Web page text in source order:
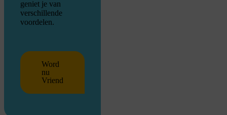
geniet je van
verschillende
voordelen.
Word
nu
Vriend